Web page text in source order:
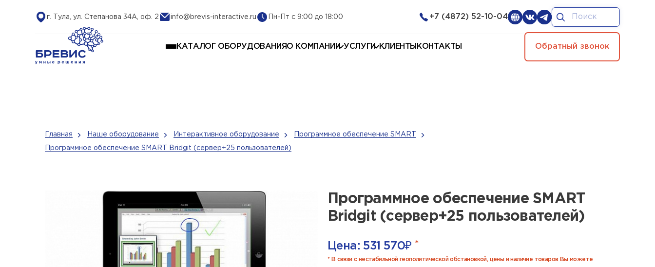
г. Тула, ул. Степанова 34А, оф. 2 info@brevis-interactive.ru Пн-Пт с 9:00 до 18:00 +7 (4872) 52-10-04
КАТАЛОГ ОБОРУДОВАНИЯ О КОМПАНИИ УСЛУГИ КЛИЕНТЫ КОНТАКТЫ Обратный звонок
Главная Наше оборудование Интерактивное оборудование Программное обеспечение SMART
Программное обеспечение SMART Bridgit (сервер+25 пользователей)
Программное обеспечение SMART
Bridgit (сервер+25 пользователей)
Цена:531 570₽ *
* В связи с нестабильной геополитической обстановкой, цены и наличие товаров Вы можете